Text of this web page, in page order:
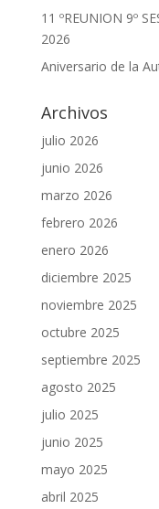
11 ºREUNION 9º
2026
Aniversario de la
Archivos
julio 2026
junio 2026
marzo 2026
febrero 2026
enero 2026
diciembre 2025
noviembre 2025
octubre 2025
septiembre 2025
agosto 2025
julio 2025
junio 2025
mayo 2025
abril 2025